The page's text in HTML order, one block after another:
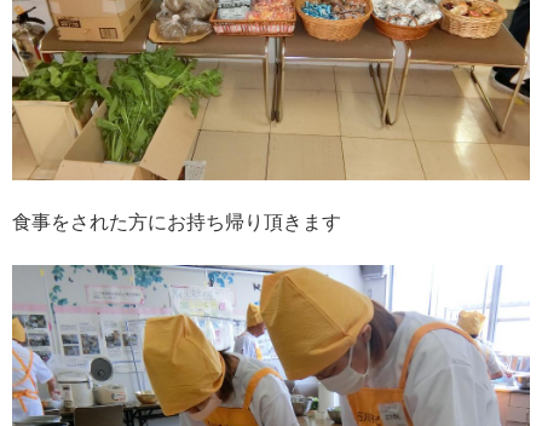
食事をされた方にお持ち帰り頂きます